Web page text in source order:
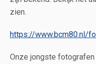
zien.
https://www.bcm80.nl/
Onze jongste fotografen